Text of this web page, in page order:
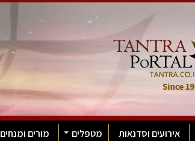
אירועים וסדנאות מטפלים מורים ומנחים